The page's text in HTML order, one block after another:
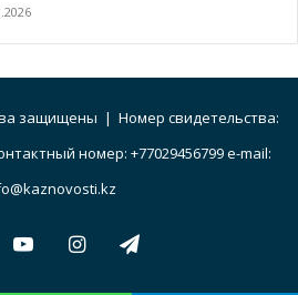
защищены | Номер свидетельства:
номер: +77029456799 e-mail:
YouTubeInstagramTelegram